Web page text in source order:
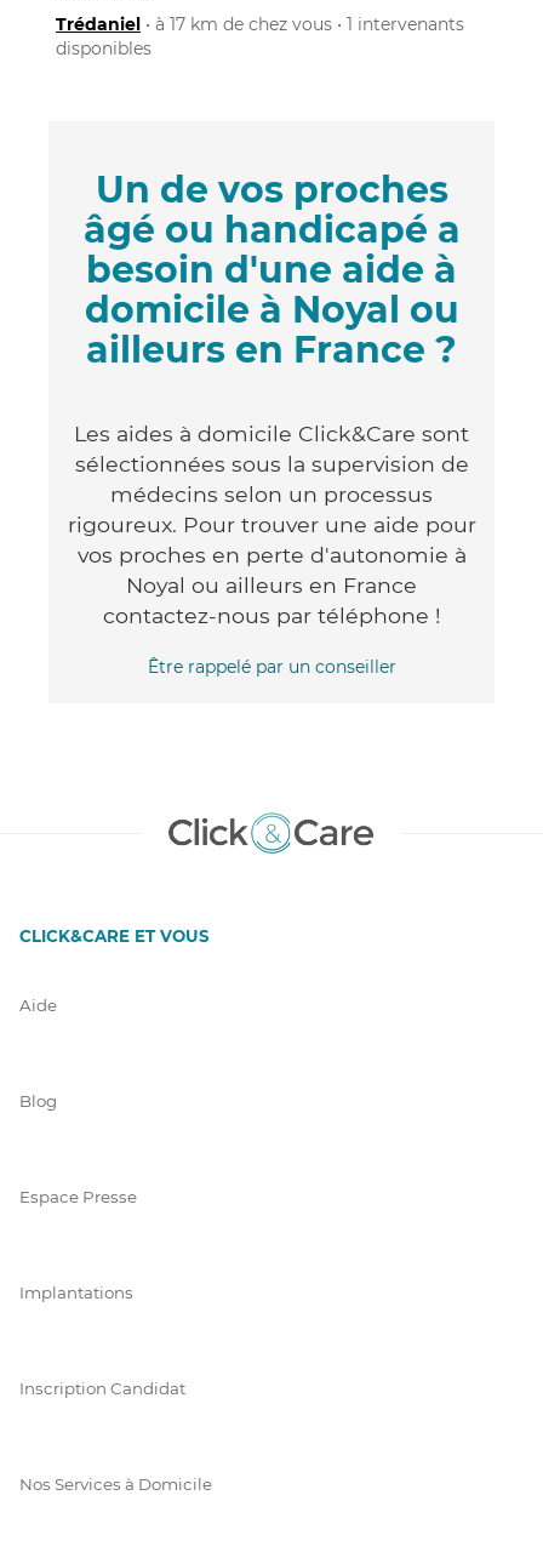
Trédaniel • à 17 km de chez vous • 1 intervenants
disponibles
Un de vos proches
âgé ou handicapé a
besoin d'une aide à
domicile à Noyal ou
ailleurs en France ?
Les aides à domicile Click&Care sont
sélectionnées sous la supervision de
médecins selon un processus
rigoureux. Pour trouver une aide pour
vos proches en perte d'autonomie à
Noyal ou ailleurs en France
contactez-nous par téléphone !
Être rappelé par un conseiller
CLICK&CARE ET VOUS
Aide
Blog
Espace Presse
Implantations
Inscription Candidat
Nos Services à Domicile